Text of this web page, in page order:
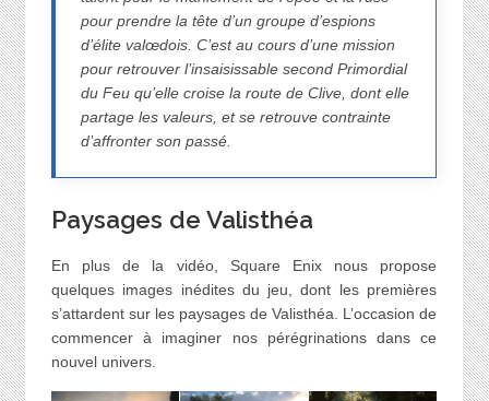
pour prendre la tête d’un groupe d’espions
d’élite valœdois. C’est au cours d’une mission
pour retrouver l’insaisissable second Primordial
du Feu qu’elle croise la route de Clive, dont elle
partage les valeurs, et se retrouve contrainte
d’affronter son passé.
Paysages de Valisthéa
En plus de la vidéo, Square Enix nous propose
quelques images inédites du jeu, dont les premières
s’attardent sur les paysages de Valisthéa. L’occasion de
commencer à imaginer nos pérégrinations dans ce
nouvel univers.